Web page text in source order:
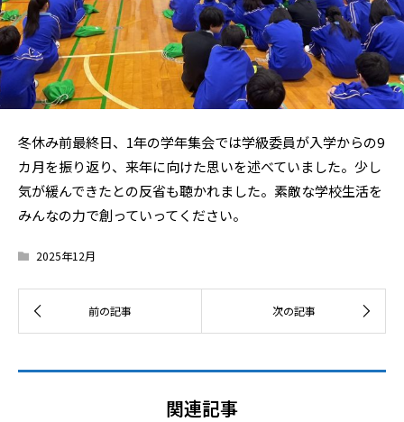
冬休み前最終日、1年の学年集会では学級委員が入学からの9
カ月を振り返り、来年に向けた思いを述べていました。少し
気が緩んできたとの反省も聴かれました。素敵な学校生活を
みんなの力で創っていってください。
2025年12月
関連記事